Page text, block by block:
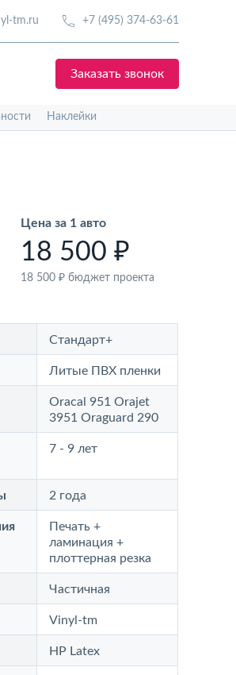
tm.ru +7 (495) 374-63-61
Заказать звонок
Наклейки
Цена за 1 авто
18 500 ₽
18 500 ₽ бюджет проекта
Стандарт+
Литые ПВХ пленки
Oracal 951 Orajet
3951 Oraguard 290
7 - 9 лет
2 года
Печать +
ламинация +
плоттерная резка
Частичная
Vinyl-tm
HP Latex